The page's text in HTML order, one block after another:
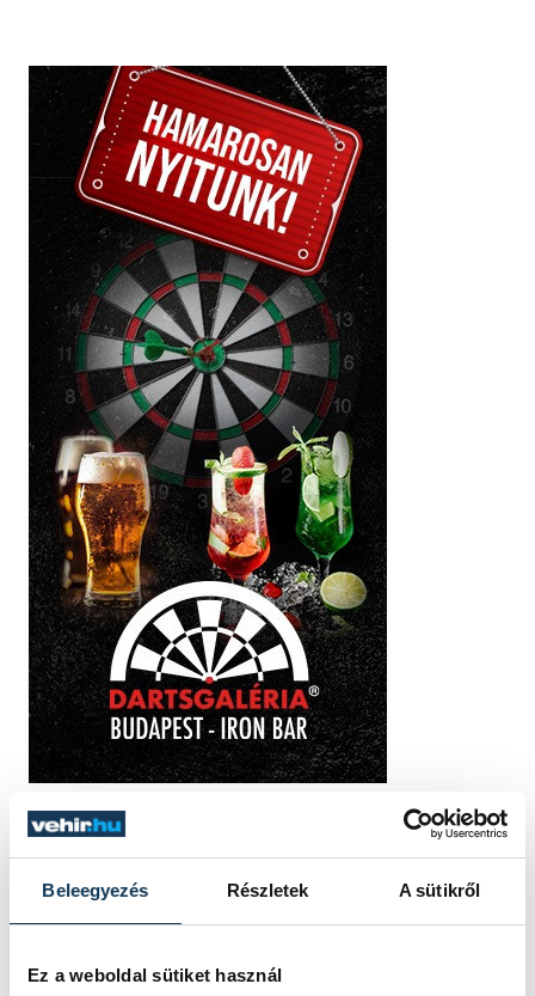
Beleegyezés Részletek A sütikről
Ez a weboldal sütiket használ
TOVÁBBI CIKKEK
KÖZÉLET